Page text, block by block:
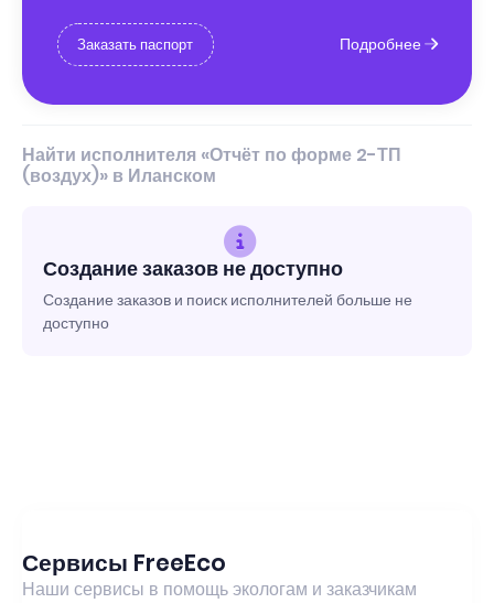
Заказать паспорт Подробнее
Найти исполнителя «Отчёт по форме 2-ТП
(воздух)» в Иланском
Создание заказов не доступно
Создание заказов и поиск исполнителей больше не
доступно
Сервисы FreeEco
Наши сервисы в помощь экологам и заказчикам